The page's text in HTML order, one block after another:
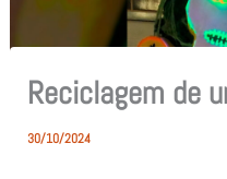
Reciclagem de
30/10/2024